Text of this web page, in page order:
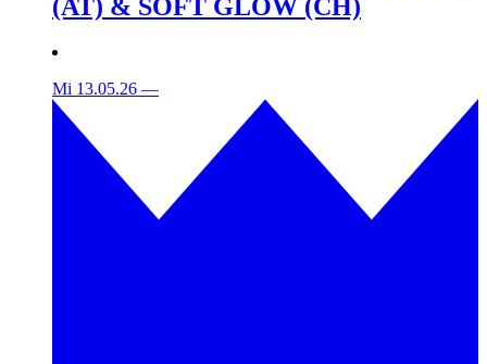
(AT) & SOFT GLOW (CH)
Mi 13.05.26 —